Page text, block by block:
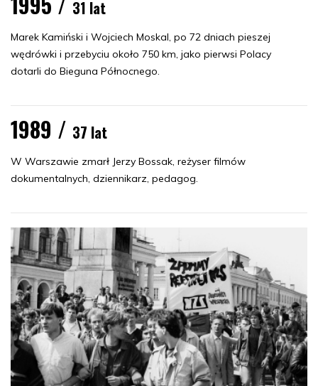
31 lat
Marek Kamiński i Wojciech Moskal, po 72 dniach pieszej
wędrówki i przebyciu około 750 km, jako pierwsi Polacy
dotarli do Bieguna Północnego.
1989 / 37 lat
W Warszawie zmarł Jerzy Bossak, reżyser filmów
dokumentalnych, dziennikarz, pedagog.